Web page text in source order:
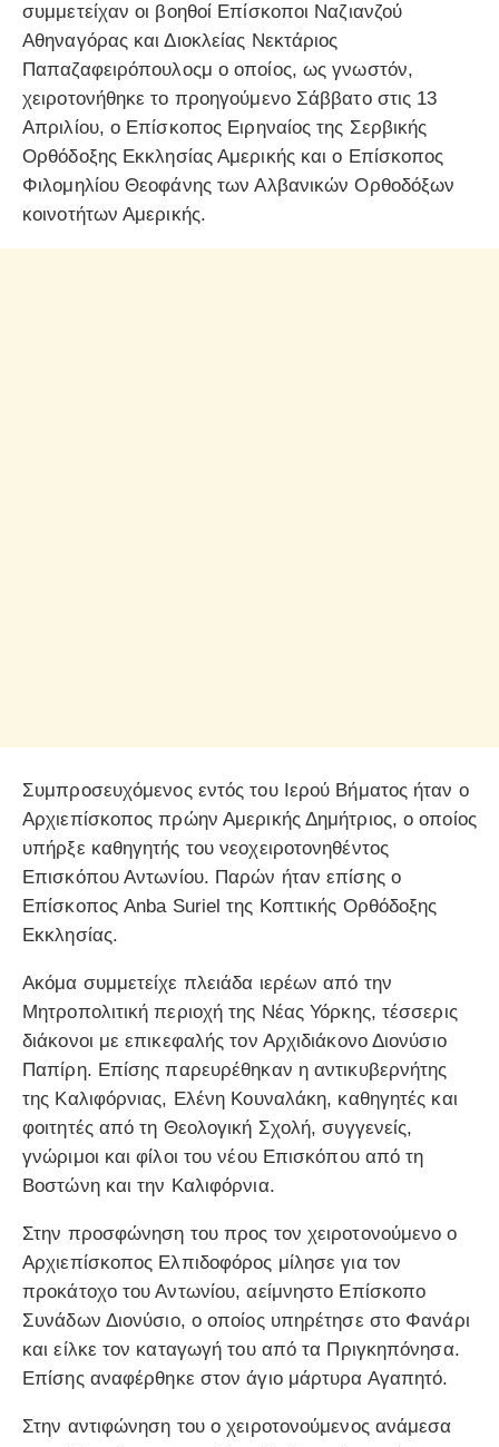
συμμετείχαν οι βοηθοί Επίσκοποι Ναζιανζού
Αθηναγόρας και Διοκλείας Νεκτάριος
Παπαζαφειρόπουλοςμ ο οποίος, ως γνωστόν,
χειροτονήθηκε το προηγούμενο Σάββατο στις 13
Απριλίου, ο Επίσκοπος Ειρηναίος της Σερβικής
Ορθόδοξης Εκκλησίας Αμερικής και ο Επίσκοπος
Φιλομηλίου Θεοφάνης των Αλβανικών Ορθοδόξων
κοινοτήτων Αμερικής.
Συμπροσευχόμενος εντός του Ιερού Βήματος ήταν ο
Αρχιεπίσκοπος πρώην Αμερικής Δημήτριος, ο οποίος
υπήρξε καθηγητής του νεοχειροτονηθέντος
Επισκόπου Αντωνίου. Παρών ήταν επίσης ο
Επίσκοπος Anba Suriel της Κοπτικής Ορθόδοξης
Εκκλησίας.
Ακόμα συμμετείχε πλειάδα ιερέων από την
Μητροπολιτική περιοχή της Νέας Υόρκης, τέσσερις
διάκονοι με επικεφαλής τον Αρχιδιάκονο Διονύσιο
Παπίρη. Επίσης παρευρέθηκαν η αντικυβερνήτης
της Καλιφόρνιας, Ελένη Κουναλάκη, καθηγητές και
φοιτητές από τη Θεολογική Σχολή, συγγενείς,
γνώριμοι και φίλοι του νέου Επισκόπου από τη
Βοστώνη και την Καλιφόρνια.
Στην προσφώνηση του προς τον χειροτονούμενο ο
Αρχιεπίσκοπος Ελπιδοφόρος μίλησε για τον
προκάτοχο του Αντωνίου, αείμνηστο Επίσκοπο
Συνάδων Διονύσιο, ο οποίος υπηρέτησε στο Φανάρι
και είλκε τον καταγωγή του από τα Πριγκηπόνησα.
Επίσης αναφέρθηκε στον άγιο μάρτυρα Αγαπητό.
Στην αντιφώνηση του ο χειροτονούμενος ανάμεσα